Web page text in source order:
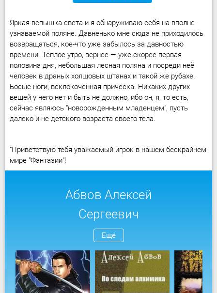
Яркая вспышка света и я обнаруживаю себя на вполне
узнаваемой поляне. Давненько мне сюда не приходилось
возвращаться, кое-что уже забылось за давностью
времени. Тёплое утро, вернее — уже скорее первая
половина дня, небольшая лесная поляна и посреди неё
человек в драных холщовых штанах и такой же рубахе.
Босые ноги, всклокоченная причёска. Никаких других
вещей у него нет и быть не должно, ибо он, я, то есть,
сейчас являюсь "новорожденным младенцем", пусть
далеко и не детского возраста своего тела.
"Приветствую тебя уважаемый игрок в нашем бескрайнем
мире "Фантазии"!
Абвов Алексей
Сергеевич
Ещё